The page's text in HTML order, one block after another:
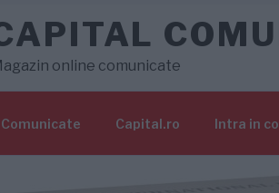
online comunicate
Comunicate Capital.ro Intra in